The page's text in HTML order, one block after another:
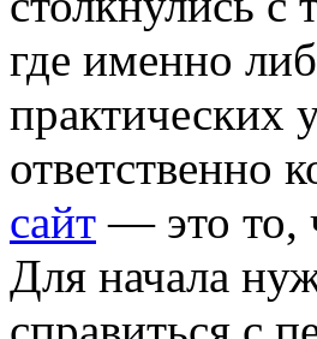
где именно
практических
ответственно
сайт — это то,
Для начала